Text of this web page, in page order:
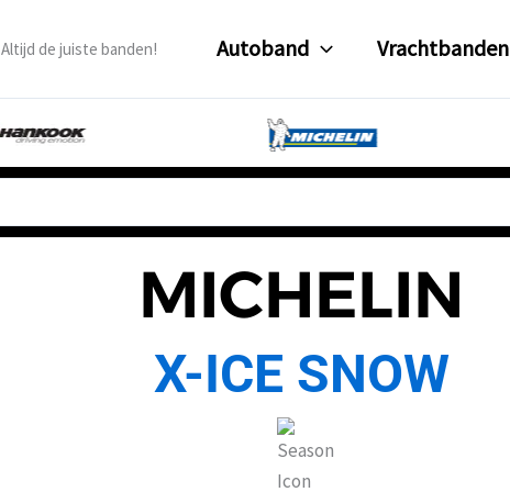
Altijd de juiste banden! Autoband Vrachtbanden
MICHELIN
X-ICE SNOW